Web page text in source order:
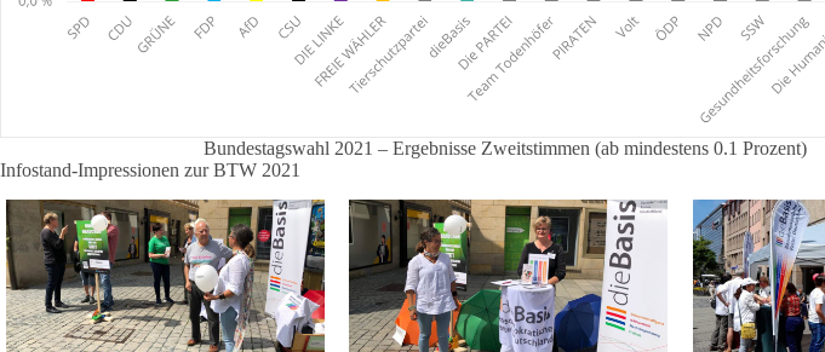
Bundestagswahl 2021 – Ergebnisse Zweitstimmen (ab mindestens 0.1 Prozent)
Infostand-Impressionen zur BTW 2021